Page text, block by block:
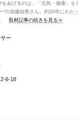
あげるのは、「元気・健康」を
”の加藤由香さん。約20年にわた
取材記事の続きを見る≫
ー
6-18